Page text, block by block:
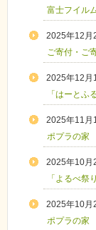
富士フイル
2025年12月
ご寄付・ご
2025年12月
「はーとふ
2025年11月
ポプラの家
2025年10月
「よるべ祭
2025年10月
ポプラの家